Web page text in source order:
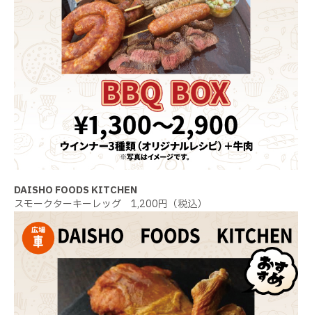
DAISHO FOODS KITCHEN
スモークターキーレッグ 1,200円（税込）